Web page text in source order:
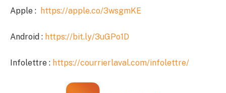
Apple : https://apple.co/3wsgmKE
Android : https://bit.ly/3uGPo1D
Infolettre : https://courrierlaval.com/infolettre/